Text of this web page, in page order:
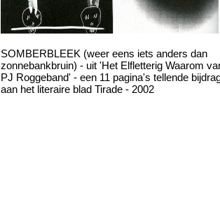
SOMBERBLEEK (weer eens iets anders dan
zonnebankbruin) - uit 'Het Elfletterig Waarom
PJ Roggeband' - een 11 pagina's tellende
aan het literaire blad Tirade - 2002